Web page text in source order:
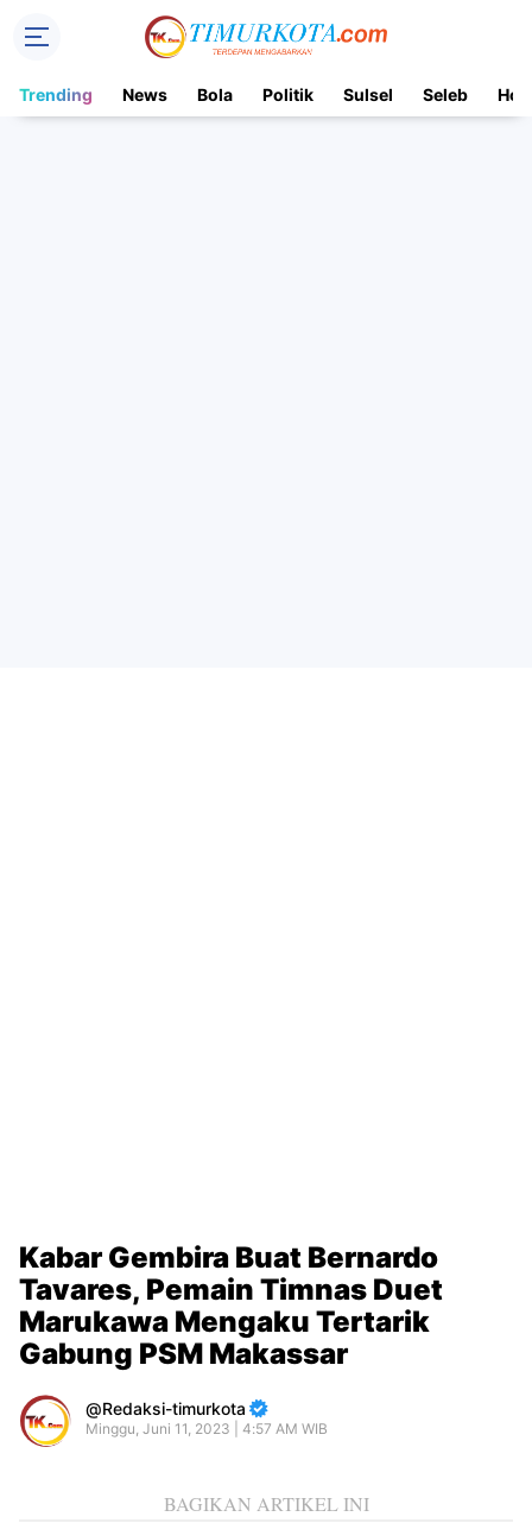
Trending News Bola Politik Sulsel Seleb Hot
Kabar Gembira Buat Bernardo
Tavares, Pemain Timnas Duet
Marukawa Mengaku Tertarik
Gabung PSM Makassar
Redaksi-timurkota
Minggu, Juni 11, 2023 | 4:57 AM WIB
BAGIKAN ARTIKEL INI